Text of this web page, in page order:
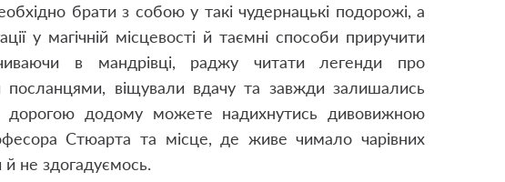
брати з собою у такі чудернацькі подорожі, а
у магічній місцевості й таємні способи приручити
в мандрівці, раджу читати легенди про
посланцями, віщували вдачу та завжди залишались
дорогою додому можете надихнутись дивовижною
Стюарта та місце, де живе чимало чарівних
й не здогадуємось.